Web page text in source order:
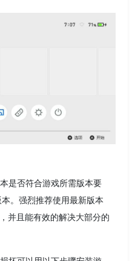
是否符合游戏所需版本要
。强烈推荐使用最新版本
并且能有效的解决大部分的